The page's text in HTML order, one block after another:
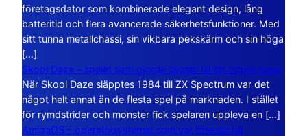
företagsdator som kombinerade elegant design, lång
batteritid och flera avancerade säkerhetsfunktioner. Med
sitt tunna metallchassi, sin vikbara pekskärm och sin höga
[…]
Skool Daze – spelet som gjorde skolan till ett öppet kaos
När Skool Daze släpptes 1984 till ZX Spectrum var det
något helt annat än de flesta spel på marknaden. I stället
för rymdstrider och monster fick spelaren uppleva en […]
AmigaOS – operativsystemet som var före sin tid